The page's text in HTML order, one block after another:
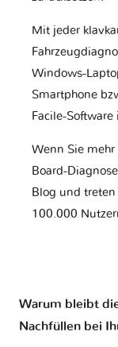
Mit jeder
Windows-
Smartphone
Facile-
Wenn Sie
Board-
Blog und
100.000
Warum bleibt
Nachfüllen bei